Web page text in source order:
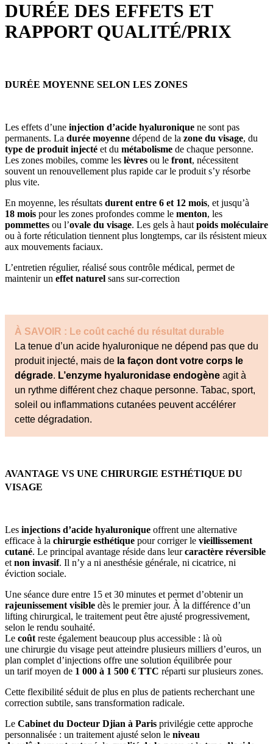
DURÉE DES EFFETS ET
RAPPORT QUALITÉ/PRIX
DURÉE MOYENNE SELON LES ZONES
Les effets d’une injection d’acide hyaluronique ne sont pas
permanents. La durée moyenne dépend de la zone du visage, du
type de produit injecté et du métabolisme de chaque personne.
Les zones mobiles, comme les lèvres ou le front, nécessitent
souvent un renouvellement plus rapide car le produit s’y résorbe
plus vite.
En moyenne, les résultats durent entre 6 et 12 mois, et jusqu’à
18 mois pour les zones profondes comme le menton, les
pommettes ou l’ovale du visage. Les gels à haut poids moléculaire
ou à forte réticulation tiennent plus longtemps, car ils résistent mieux
aux mouvements faciaux.
L’entretien régulier, réalisé sous contrôle médical, permet de
maintenir un effet naturel sans sur-correction
À SAVOIR : Le coût caché du résultat durable
La tenue d’un acide hyaluronique ne dépend pas que du
produit injecté, mais de la façon dont votre corps le
dégrade. L’enzyme hyaluronidase endogène agit à
un rythme différent chez chaque personne. Tabac, sport,
soleil ou inflammations cutanées peuvent accélérer
cette dégradation.
AVANTAGE VS UNE CHIRURGIE ESTHÉTIQUE DU
VISAGE
Les injections d’acide hyaluronique offrent une alternative
efficace à la chirurgie esthétique pour corriger le vieillissement
cutané. Le principal avantage réside dans leurcaractère réversible
et non invasif. Il n’y a ni anesthésie générale, ni cicatrice, ni
éviction sociale.
Une séance dure entre 15 et 30 minutes et permet d’obtenir un
rajeunissement visible dès le premier jour. À la différence d’un
lifting chirurgical, le traitement peut être ajusté progressivement,
selon le rendu souhaité.
Le coût reste également beaucoup plus accessible : là où
une chirurgie du visage peut atteindre plusieurs milliers d’euros, un
plan complet d’injections offre une solution équilibrée pour
un tarif moyen de 1 000 à 1 500 € TTC réparti sur plusieurs zones.
Cette flexibilité séduit de plus en plus de patients recherchant une
correction subtile, sans transformation radicale.
Le Cabinet du Docteur Djian à Paris privilégie cette approche
personnalisée : un traitement ajusté selon le niveau